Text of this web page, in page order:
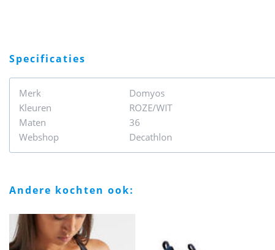
specificaties
Merk
Domyos
Kleuren
ROZE/WIT
Maten
36
Webshop
Decathlon
andere kochten ook: